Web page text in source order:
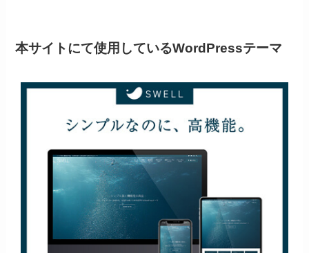
本サイトにて使用しているWordPressテーマ